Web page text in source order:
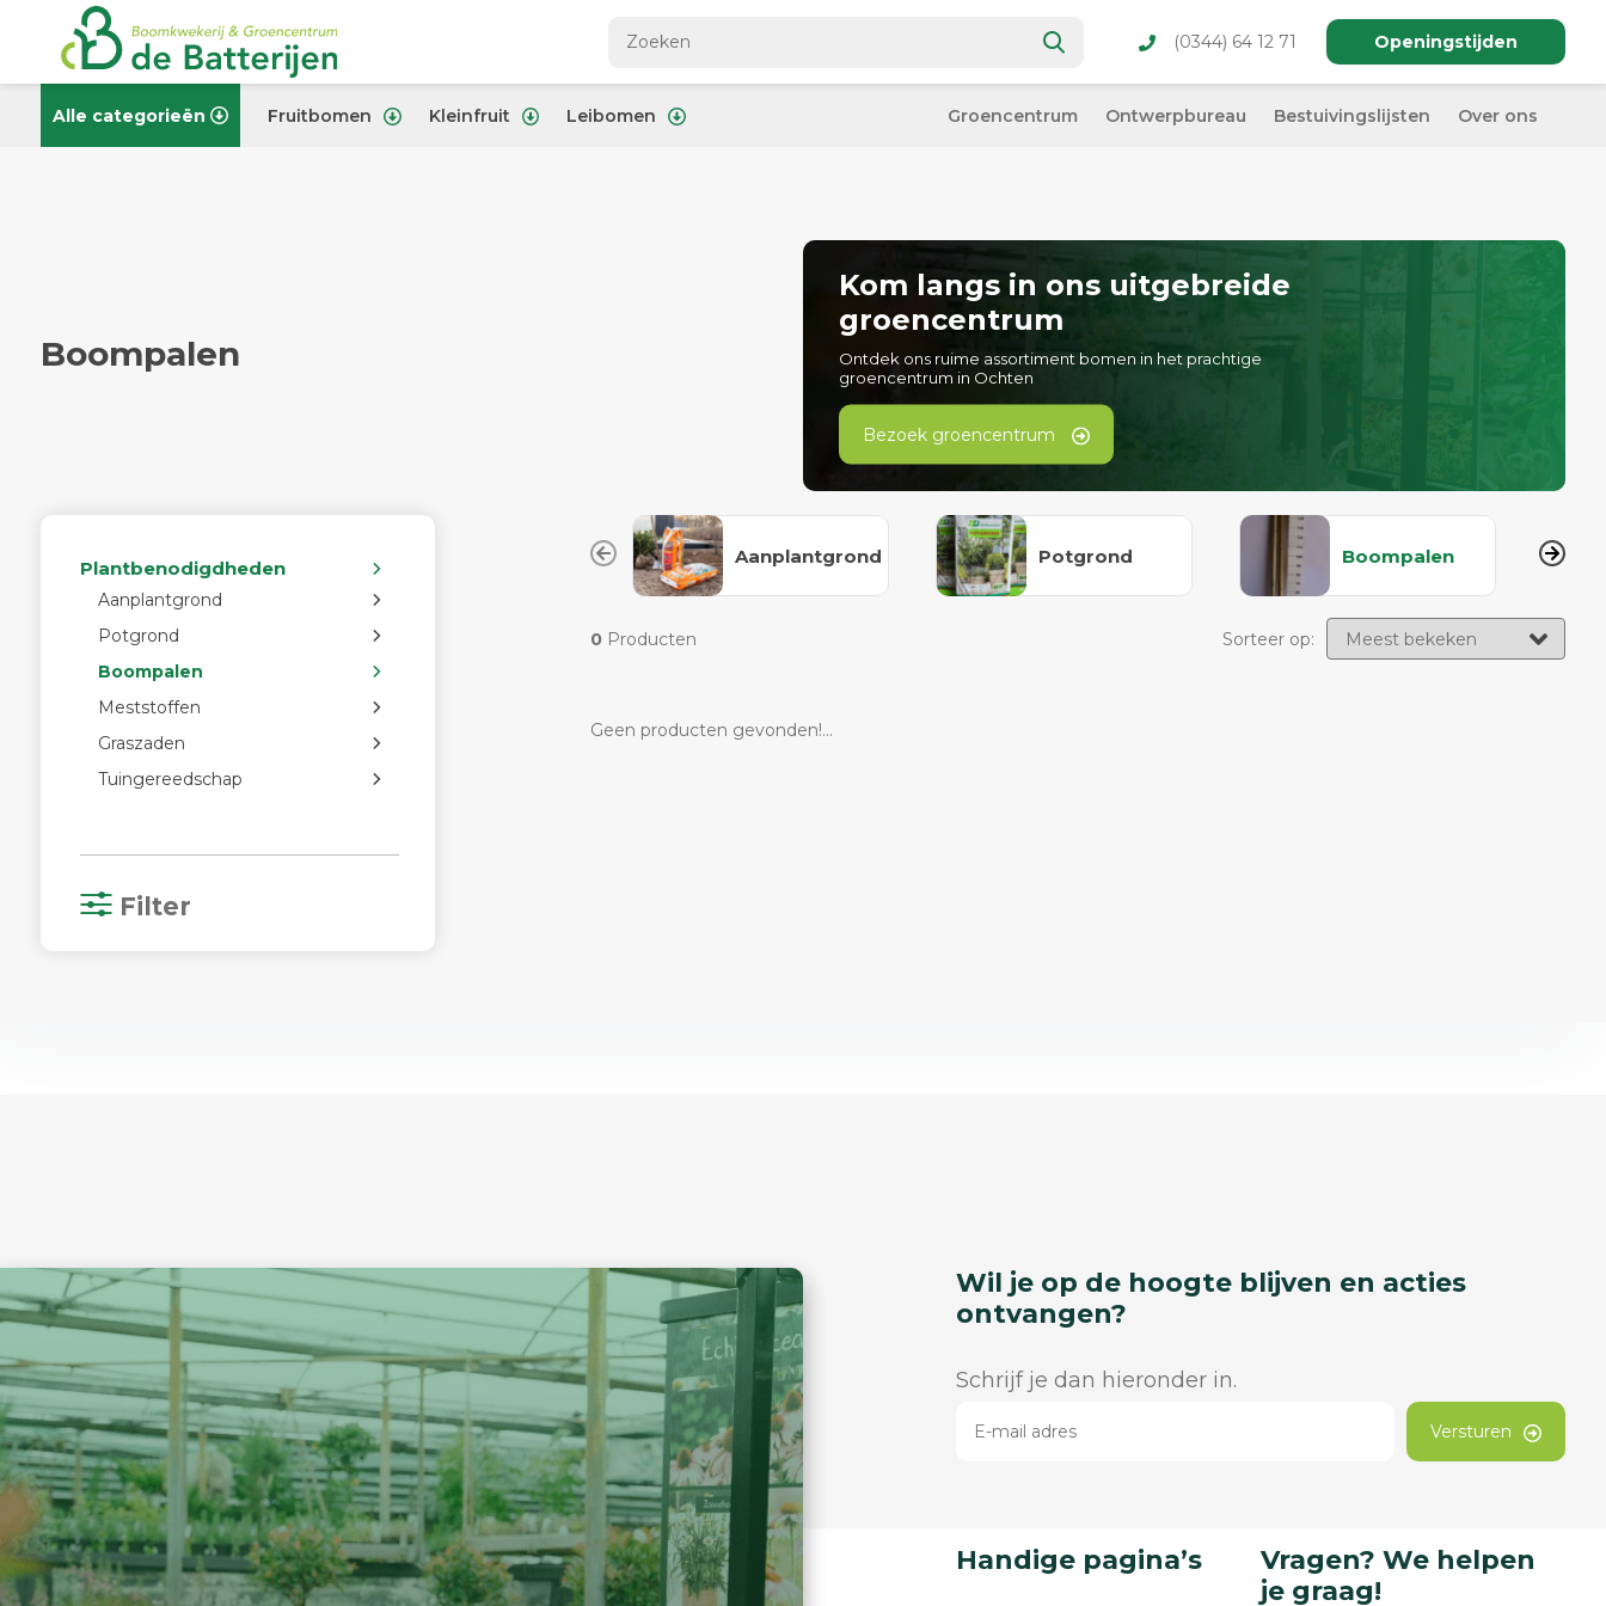
(0344) 64 12 71 Openingstijden
Alle categorieën Fruitbomen Kleinfruit Leibomen Groencentrum Ontwerpbureau Bestuivingslijsten Over ons
Boompalen
Kom langs in ons uitgebreide
groencentrum
Ontdek ons ruime assortiment bomen in het prachtige
groencentrum in Ochten
Bezoek groencentrum
Plantbenodigdheden
Aanplantgrond
Potgrond
Boompalen
Meststoffen
Graszaden
Tuingereedschap
Filter
Aanplantgrond Potgrond Boompalen
0Producten Sorteer op:
Geen producten gevonden!...
Wil je op de hoogte blijven en acties
ontvangen?
Schrijf je dan hieronder in.
Versturen
Handige pagina’s
Vragen? We helpen
je graag!